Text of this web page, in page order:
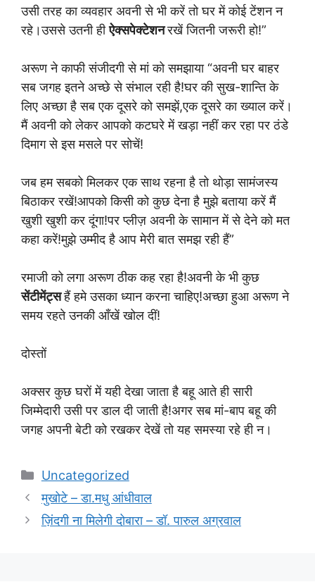
उसी तरह का व्यवहार अवनी से भी करें तो घर में कोई टेंशन न
रहे।उससे उतनी हीऐक्सपेक्टेशनरखें जितनी जरूरी हो!”
अरूण ने काफी संजीदगी से मां को समझाया “अवनी घर बाहर
सब जगह इतने अच्छे से संभाल रही है!घर की सुख-शान्ति के
लिए अच्छा है सब एक दूसरे को समझें,एक दूसरे का ख्याल करें।
मैं अवनी को लेकर आपको कटघरे में खड़ा नहीं कर रहा पर ठंडे
दिमाग से इस मसले पर सोचें!
जब हम सबको मिलकर एक साथ रहना है तो थोड़ा सामंजस्य
बिठाकर रखें!आपको किसी को कुछ देना है मुझे बताया करें मैं
खुशी खुशी कर दूंगा!पर प्लीज़ अवनी के सामान में से देने को मत
कहा करें!मुझे उम्मीद है आप मेरी बात समझ रही हैं”
रमाजी को लगा अरूण ठीक कह रहा है!अवनी के भी कुछ
सेंटीमेंट्सहैं हमे उसका ध्यान करना चाहिए!अच्छा हुआ अरूण ने
समय रहते उनकी आँखें खोल दीं!
दोस्तों
अक्सर कुछ घरों में यही देखा जाता है बहू आते ही सारी
जिम्मेदारी उसी पर डाल दी जाती है!अगर सब मां-बाप बहू की
जगह अपनी बेटी को रखकर देखें तो यह समस्या रहे ही न।
Categories
Uncategorized
मुखोटे – डा.मधु आंधीवाल
ज़िंदगी ना मिलेगी दोबारा – डॉ. पारुल अग्रवाल